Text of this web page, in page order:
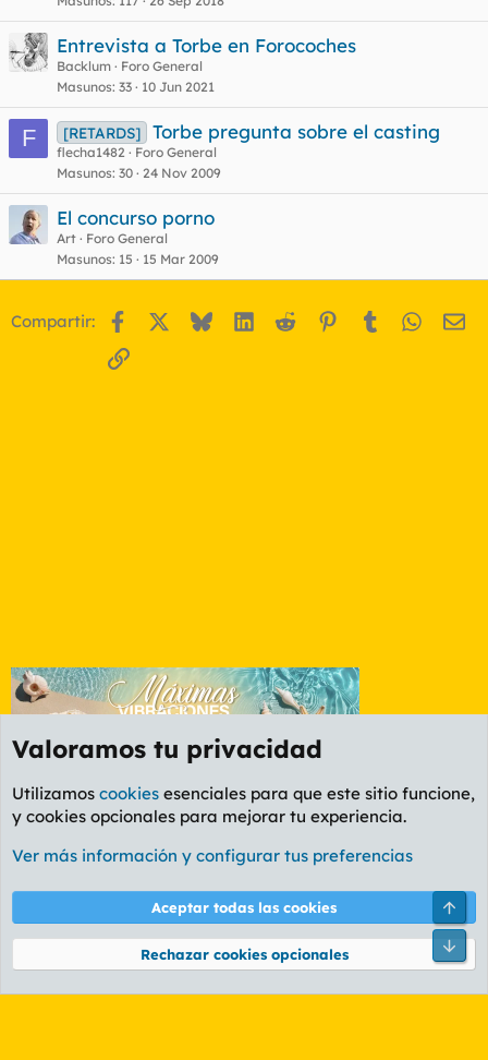
a
Entrevista a Torbe en Forocoches
Backlum
Foro General
Masunos 33 10 Jun 2021
F [RETARDS] Torbe pregunta sobre el casting
flecha1482
Foro General
Masunos 30 24 Nov 2009
El concurso porno
Art
Foro General
Masunos 15 15 Mar 2009
Compartir: Facebook BlueskyLinkedIn
Reddit Pinterest
Tumblr
Enlace
Foro General
Cookies
PL OLDSTYLE AMARILLO
Términos y reglas Política de privacidad Ayuda
Community platform by XenForo® © 2010-2026 XenForo Ltd.
Valoramos tu privacidad
Utilizamos cookies esenciales para que este sitio funcione,
y cookies opcionales para mejorar tu experiencia.
Ver más información y configurar tus preferencias
Aceptar todas las cookies
Rechazar cookies opcionales
Pie